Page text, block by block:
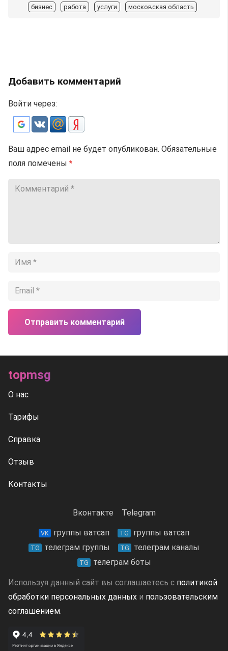
бизнес работа услуги московская область
Добавить комментарий
Войти через:
Ваш адрес email не будет опубликован. Обязательные
поля помечены *
Отправить комментарий
topmsg
О нас
Тарифы
Справка
Отзыв
Контакты
Вконтакте Telegram
VK группы ватсап TG группы ватсап
TG телеграм группы TG телеграм каналы
TG телеграм боты
Используя данный сайт вы соглашаетесь с политикой
обработки персональных данных и пользовательским
соглашением.